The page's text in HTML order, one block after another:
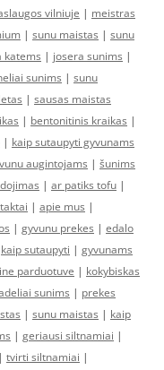
vilniuje | meistras
| sunu maistas | sunu
katems | josera sunims |
sunims | sunu
| sausas maistas
| bentonitinis kraikas |
| kaip sutaupyti gyvunams
augintojams | šunims
| ar patiks tofu |
| apie mus |
| gyvunu prekes | edalo
kaip sutaupyti | gyvunams
parduotuve | kokybiskas
sunims | prekes
| sunu maistas | kaip
| geriausi siltnamiai |
| tvirti siltnamiai |